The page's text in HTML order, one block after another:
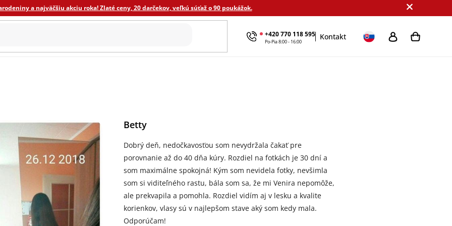
a najväčšiu akciu roka! Zlaté ceny, 20 darčekov, veľkú súťaž o 90 poukážok.
+420 770 118 595
Po-Pia 8:00 - 16:00
Kontakt
Darčekové sady Výhodné balenie Podľa cieľa
Betty
Dobrý deň, nedočkavosťou som nevydržala čakať pre
porovnanie až do 40 dňa kúry. Rozdiel na fotkách je 30 dní a
som maximálne spokojná! Kým som nevidela fotky, nevšimla
som si viditeľného rastu, bála som sa, že mi Venira nepomôže,
ale prekvapila a pomohla. Rozdiel vidím aj v lesku a kvalite
korienkov, vlasy sú v najlepšom stave aký som kedy mala.
Odporúčam!